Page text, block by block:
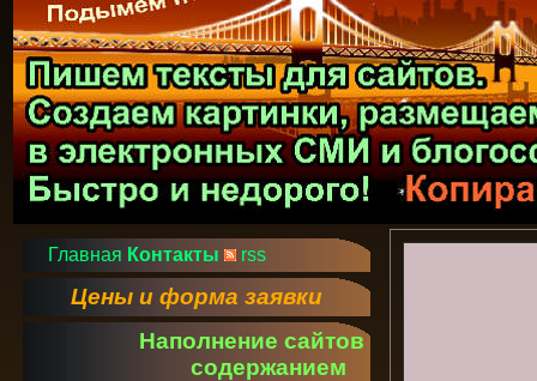
Главная Контакты rss
Цены и форма заявки
Наполнение сайтов
содержанием